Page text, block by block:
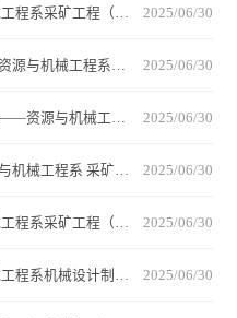
2025/06/30
2025/06/30
2025/06/30
2025/06/30
2025/06/30
2025/06/30